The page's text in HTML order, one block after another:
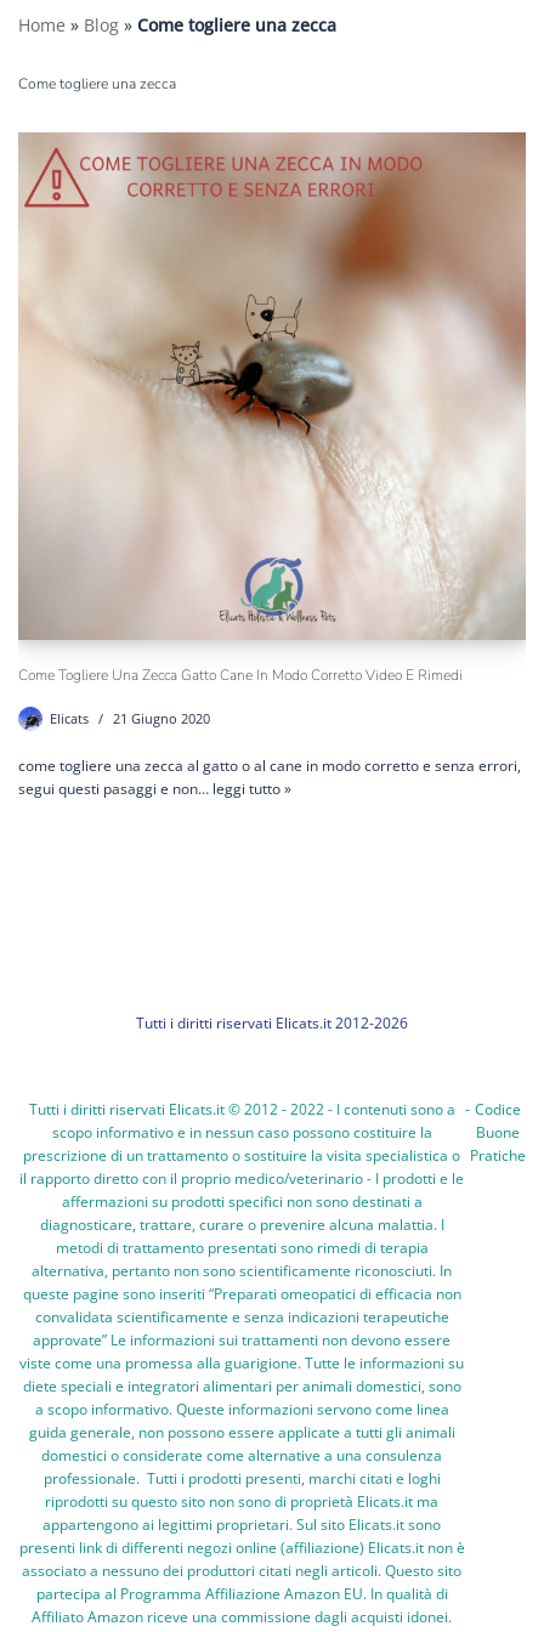
Home » Blog » Come togliere una zecca
Come togliere una zecca
Come Togliere Una Zecca Gatto Cane In Modo Corretto Video E Rimedi
Elicats 21 Giugno 2020
come togliere una zecca al gatto o al cane in modo corretto e senza errori,
segui questi pasaggi e non… leggi tutto »
Tutti i diritti riservati Elicats.it 2012-2026
Tutti i diritti riservati Elicats.it © 2012 - 2022 - I contenuti sono a
scopo informativo e in nessun caso possono costituire la
prescrizione di un trattamento o sostituire la visita specialistica o
il rapporto diretto con il proprio medico/veterinario - I prodotti e le
affermazioni su prodotti specifici non sono destinati a
diagnosticare, trattare, curare o prevenire alcuna malattia. I
metodi di trattamento presentati sono rimedi di terapia
alternativa, pertanto non sono scientificamente riconosciuti. In
queste pagine sono inseriti “Preparati omeopatici di efficacia non
convalidata scientificamente e senza indicazioni terapeutiche
approvate” Le informazioni sui trattamenti non devono essere
viste come una promessa alla guarigione. Tutte le informazioni su
diete speciali e integratori alimentari per animali domestici, sono
a scopo informativo. Queste informazioni servono come linea
guida generale, non possono essere applicate a tutti gli animali
domestici o considerate come alternative a una consulenza
professionale. Tutti i prodotti presenti, marchi citati e loghi
riprodotti su questo sito non sono di proprietà Elicats.it ma
appartengono ai legittimi proprietari. Sul sito Elicats.it sono
presenti link di differenti negozi online (affiliazione) Elicats.it non è
associato a nessuno dei produttori citati negli articoli. Questo sito
partecipa al Programma Affiliazione Amazon EU. In qualità di
Affiliato Amazon riceve una commissione dagli acquisti idonei.
- Codice
Buone
Pratiche